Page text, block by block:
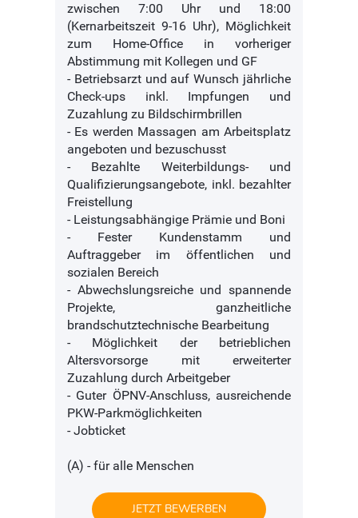
zwischen 7:00 Uhr und 18:00
(Kernarbeitszeit 9-16 Uhr), Möglichkeit
zum Home-Office in vorheriger
Abstimmung mit Kollegen und GF
- Betriebsarzt und auf Wunsch jährliche
Check-ups inkl. Impfungen und
Zuzahlung zu Bildschirmbrillen
- Es werden Massagen am Arbeitsplatz
angeboten und bezuschusst
- Bezahlte Weiterbildungs- und
Qualifizierungsangebote, inkl. bezahlter
Freistellung
- Leistungsabhängige Prämie und Boni
- Fester Kundenstamm und
Auftraggeber im öffentlichen und
sozialen Bereich
- Abwechslungsreiche und spannende
Projekte, ganzheitliche
brandschutztechnische Bearbeitung
- Möglichkeit der betrieblichen
Altersvorsorge mit erweiterter
Zuzahlung durch Arbeitgeber
- Guter ÖPNV-Anschluss, ausreichende
PKW-Parkmöglichkeiten
- Jobticket
(A) - für alle Menschen
JETZT BEWERBEN